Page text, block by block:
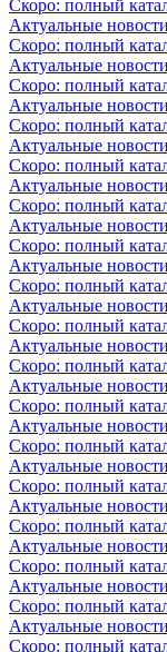
Скоро: полный
Актуальные
Скоро: полный
Актуальные
Скоро: полный
Актуальные
Скоро: полный
Актуальные
Скоро: полный
Актуальные
Скоро: полный
Актуальные
Скоро: полный
Актуальные
Скоро: полный
Актуальные
Скоро: полный
Актуальные
Скоро: полный
Актуальные
Скоро: полный
Актуальные
Скоро: полный
Актуальные
Скоро: полный
Актуальные
Скоро: полный
Актуальные
Скоро: полный
Актуальные
Скоро: полный
Актуальные
Скоро: полный